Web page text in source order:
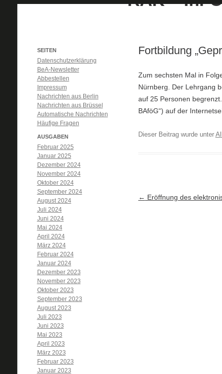
Fortbildung
Zum sechsten Mal in
Nürnberg. Der Lehrgang
auf 25 Personen
BAföG“) auf der
Dieser Beitrag wurde unter
Artikel-Navigation
← Eröffnung des
SEITEN
Datenschutzerklärung
BeA-Newsletter
Abbestellen
Impressum
Nachrichten aus Berlin
Nachrichten aus Brüssel
Automatische Nachrichten
Häufige Fragen
AUSGABEN
Februar 2025
Januar 2025
Dezember 2024
November 2024
Oktober 2024
September 2024
August 2024
Juli 2024
Juni 2024
Mai 2024
April 2024
März 2024
Februar 2024
Januar 2024
Dezember 2023
November 2023
Oktober 2023
September 2023
August 2023
Juli 2023
Juni 2023
Mai 2023
April 2023
März 2023
Februar 2023
Januar 2023